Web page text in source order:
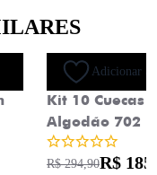
Adicionar
Kit 10 Cuecas
Algodão 702
R$ 294,90R$